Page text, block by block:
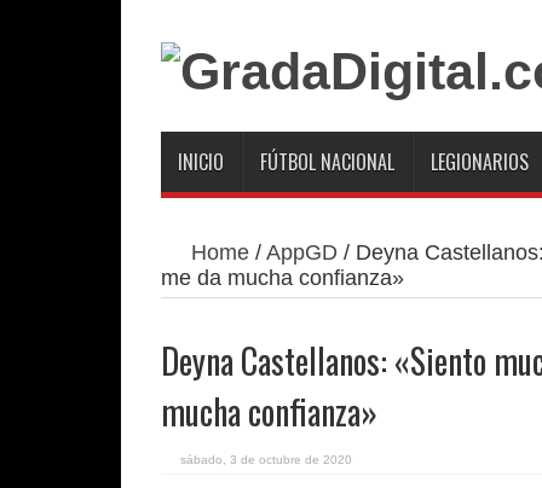
INICIO FÚTBOL NACIONAL LEGIONARIOS
Home/ AppGD / Deyna
me da mucha confianza»
Deyna Castellanos: «Siento
mucha confianza»
sábado, 3 de octubre de 2020